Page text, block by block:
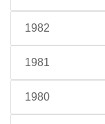
1982
1981
1980